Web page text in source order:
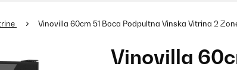
Vinovilla 60cm 51 Boca Podpultna Vinska Vitrina 2
Vinovilla